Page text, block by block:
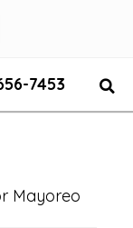
7453
Mayoreo